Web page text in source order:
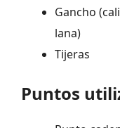
Gancho
lana)
Tijeras
Puntos